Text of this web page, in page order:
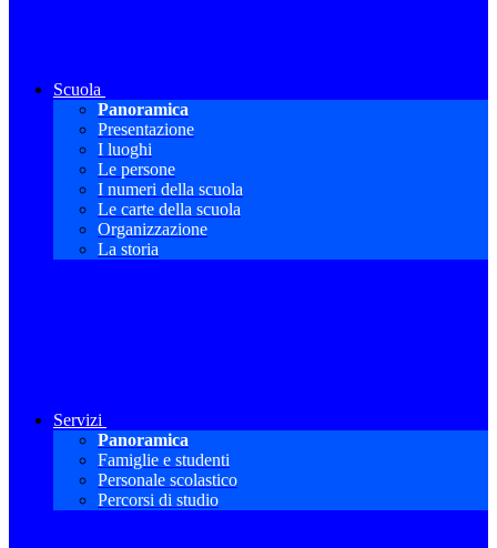
Scuola
Panoramica
Presentazione
I luoghi
Le persone
I numeri della scuola
Le carte della scuola
Organizzazione
La storia
Servizi
Panoramica
Famiglie e studenti
Personale scolastico
Percorsi di studio